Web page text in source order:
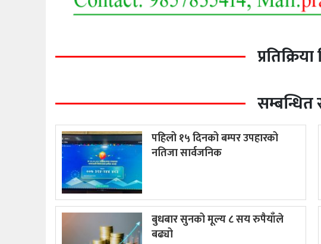
सम्बन्धित
पहिलो १५ दिनको बम्पर उपहारको
नतिजा सार्वजनिक
बुधबार सुनको मूल्य ८ सय रुपैयाँले
बढ्यो